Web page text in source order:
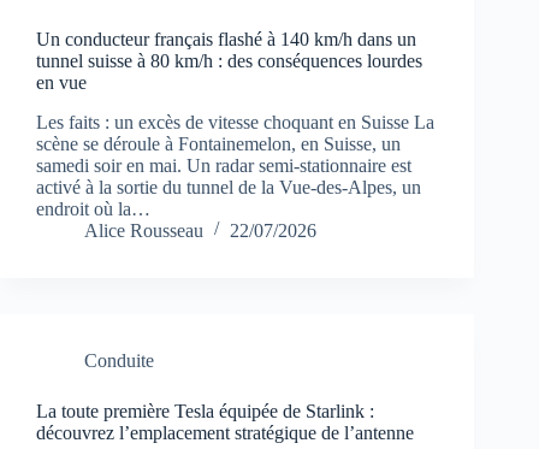
Un conducteur français flashé à 140 km/h dans un
tunnel suisse à 80 km/h : des conséquences lourdes
en vue
Les faits : un excès de vitesse choquant en Suisse La
scène se déroule à Fontainemelon, en Suisse, un
samedi soir en mai. Un radar semi-stationnaire est
activé à la sortie du tunnel de la Vue-des-Alpes, un
endroit où la…
Alice Rousseau
22/07/2026
Conduite
La toute première Tesla équipée de Starlink :
découvrez l’emplacement stratégique de l’antenne